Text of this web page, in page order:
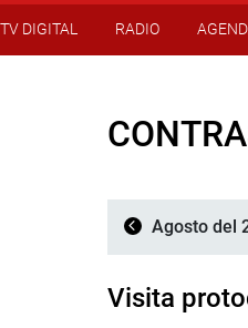
TV DIGITAL RADIO
Agosto del
Visita